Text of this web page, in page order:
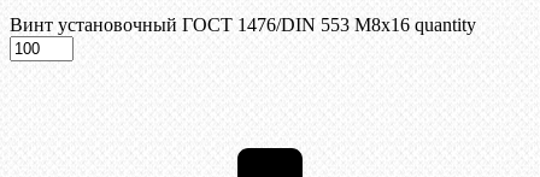
Винт установочный ГОСТ 1476/DIN 553 М8x16 quantity